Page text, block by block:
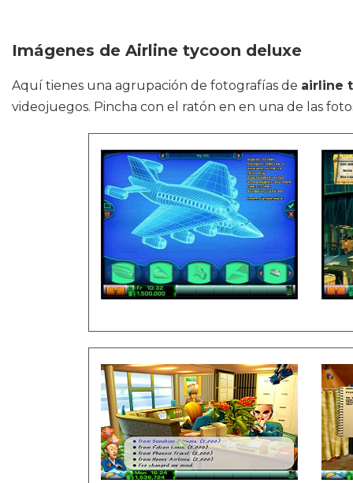
Imágenes de Airline tycoon deluxe
Aquí tienes una agrupación de fotografías de airline
videojuegos. Pincha con el ratón en en una de las